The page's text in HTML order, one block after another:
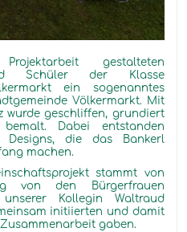
gestalteten
Schüler der Klasse
ein sogenanntes
Völkermarkt. Mit
wurde geschliffen, grundiert
Dabei entstanden
Designs, die das Bankerl
machen.
stammt von
von den Bürgerfrauen
Kollegin Waltraud
initiierten und damit
gaben.